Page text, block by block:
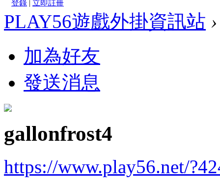
登錄 | 立即註冊
PLAY56遊戲外掛資訊站 ›
加為好友
發送消息
gallonfrost4
https://www.play56.net/